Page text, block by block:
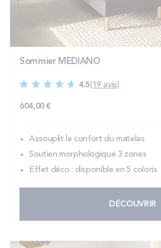
Technologie bultex
Nos engagements
Storelocator
Contact
Sommier MEDIANO
4.5(19 avis)
604,00 €
Assouplit le confort du matelas
Soutien morphologique 3 zones
Effet déco : disponible en 5 coloris
DÉCOUVRIR